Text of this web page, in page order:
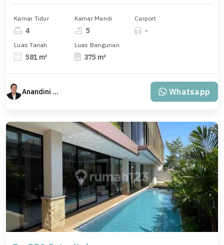
Kamar Tidur
4
Kamar Mandi
5
Carport
-
Luas Tanah
581 m²
Luas Bangunan
375 m²
Anandini Property Whatsapp